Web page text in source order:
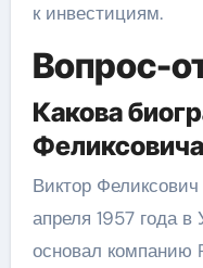
к инвестициям.
Вопрос-
Какова
Виктор
апреля 1957 года в
основал компанию